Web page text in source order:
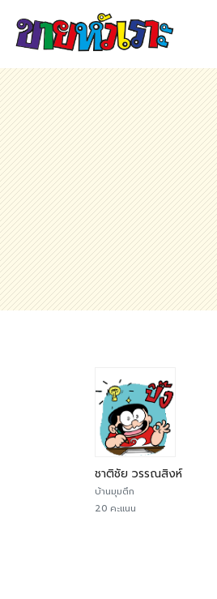
ชาติชัย วรรณสิงห์
บ้านมุมตึก
20 คะแนน